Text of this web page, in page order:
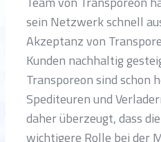
sein Netzwerk schnell
Akzeptanz von
Kunden nachhaltig
Transporeon sind schon
Spediteuren und
daher überzeugt, dass
wichtigere Rolle bei der